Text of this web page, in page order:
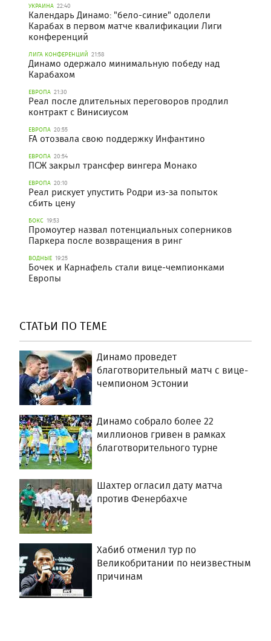
УКРАИНА 22:40
Календарь Динамо: "бело-синие" одолели
Карабах в первом матче квалификации Лиги
конференций
ЛИГА КОНФЕРЕНЦИЙ 21:58
Динамо одержало минимальную победу над
Карабахом
ЕВРОПА 21:30
Реал после длительных переговоров продлил
контракт с Винисиусом
ЕВРОПА 20:55
FA отозвала свою поддержку Инфантино
ЕВРОПА 20:54
ПСЖ закрыл трансфер вингера Монако
ЕВРОПА 20:10
Реал рискует упустить Родри из-за попыток
сбить цену
БОКС 19:53
Промоутер назвал потенциальных соперников
Паркера после возвращения в ринг
ВОДНЫЕ 19:25
Бочек и Карнафель стали вице-чемпионками
Европы
СТАТЬИ ПО ТЕМЕ
Динамо проведет
благотворительный матч с вице-
чемпионом Эстонии
Динамо собрало более 22
миллионов гривен в рамках
благотворительного турне
Шахтер огласил дату матча
против Фенербахче
Хабиб отменил тур по
Великобритании по неизвестным
причинам